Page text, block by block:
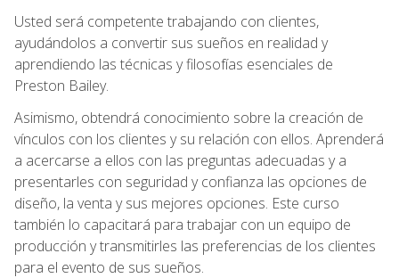
Usted será competente trabajando con clientes,
ayudándolos a convertir sus sueños en realidad y
aprendiendo las técnicas y filosofías esenciales de
Preston Bailey.
Asimismo, obtendrá conocimiento sobre la creación de
vínculos con los clientes y su relación con ellos. Aprenderá
a acercarse a ellos con las preguntas adecuadas y a
presentarles con seguridad y confianza las opciones de
diseño, la venta y sus mejores opciones. Este curso
también lo capacitará para trabajar con un equipo de
producción y transmitirles las preferencias de los clientes
para el evento de sus sueños.